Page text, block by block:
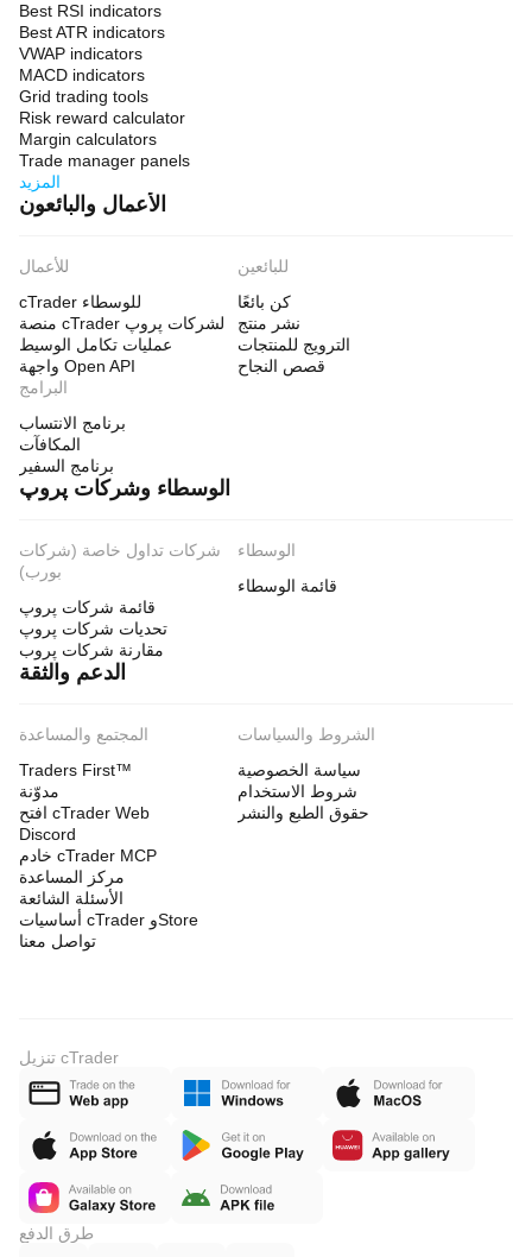
Best RSI indicators
Best ATR indicators
VWAP indicators
MACD indicators
Grid trading tools
Risk reward calculator
Margin calculators
Trade manager panels
المزيد
الأعمال والبائعون
للأعمال
cTrader للوسطاء
منصة cTrader لشركات پروپ
عمليات تكامل الوسيط
واجهة Open API
للبائعين
كن بائعًا
نشر منتج
الترويج للمنتجات
قصص النجاح
البرامج
برنامج الانتساب
المكافآت
برنامج السفير
الوسطاء وشركات پروپ
شركات تداول خاصة (شركات
بورب)
قائمة شركات پروپ
تحديات شركات پروپ
مقارنة شركات پروب
الوسطاء
قائمة الوسطاء
الدعم والثقة
المجتمع والمساعدة
Traders First™
مدوّنة
افتح cTrader Web
Discord
خادم cTrader MCP
مركز المساعدة
الأسئلة الشائعة
أساسيات cTrader وStore
تواصل معنا
الشروط والسياسات
سياسة الخصوصية
شروط الاستخدام
حقوق الطبع والنشر
تنزيل cTrader
طرق الدفع